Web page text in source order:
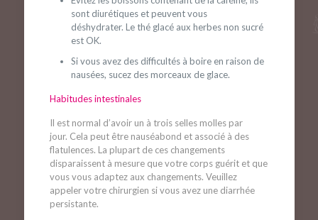
sont diurétiques et peuvent vous
déshydrater. Le thé glacé aux herbes non sucré
est OK.
Si vous avez des difficultés à boire en raison de
nausées, sucez des morceaux de glace.
Habitudes intestinales
Il est normal d’avoir un à trois selles molles par
jour. Cela peut être nauséabond et associé à des
flatulences. La plupart de ces changements
disparaissent à mesure que votre corps guérit et que
vous vous adaptez aux changements. Veuillez
appeler votre chirurgien si vous avez une diarrhée
persistante.